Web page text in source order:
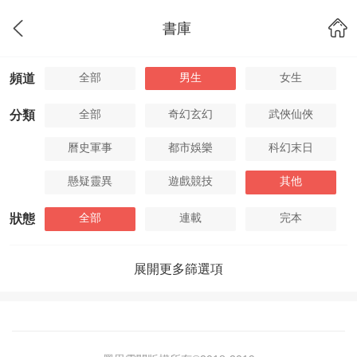
書庫
頻道 全部 男生 女生
分類 全部 奇幻玄幻 武俠仙俠
曆史軍事 都市娛樂 科幻末日
懸疑靈異 遊戲競技 其他
狀態 全部 連載 完本
展開更多篩選項